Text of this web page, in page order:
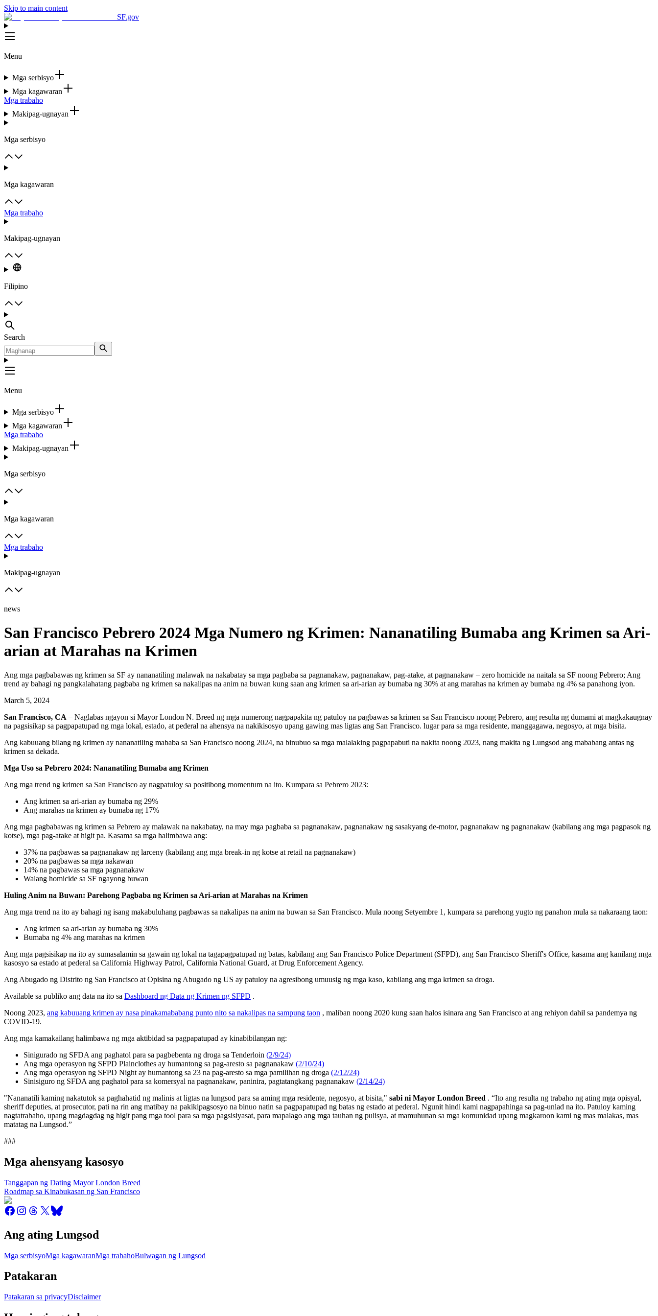
Skip to main content
SF.gov
Menu
Mga serbisyo
Mga kagawaran
Mga trabaho
Makipag-ugnayan
Mga serbisyo
Mga kagawaran
Mga trabaho
Makipag-ugnayan
Filipino
Search
Menu
Mga serbisyo
Mga kagawaran
Mga trabaho
Makipag-ugnayan
Mga serbisyo
Mga kagawaran
Mga trabaho
Makipag-ugnayan
news
San Francisco Pebrero 2024 Mga Numero ng Krimen: Nananatiling Bumaba ang Krimen sa Ari-
arian at Marahas na Krimen
Ang mga pagbabawas ng krimen sa SF ay nananatiling malawak na nakabatay sa mga pagbaba sa pagnanakaw, pagnanakaw, pag-atake, at pagnanakaw – zero homicide na naitala sa SF noong Pebrero; Ang
trend ay bahagi ng pangkalahatang pagbaba ng krimen sa nakalipas na anim na buwan kung saan ang krimen sa ari-arian ay bumaba ng 30% at ang marahas na krimen ay bumaba ng 4% sa panahong iyon.
March 5, 2024
San Francisco, CA – Naglabas ngayon si Mayor London N. Breed ng mga numerong nagpapakita ng patuloy na pagbawas sa krimen sa San Francisco noong Pebrero, ang resulta ng dumami at magkakaugnay
na pagsisikap sa pagpapatupad ng mga lokal, estado, at pederal na ahensya na nakikisosyo upang gawing mas ligtas ang San Francisco. lugar para sa mga residente, manggagawa, negosyo, at mga bisita.
Ang kabuuang bilang ng krimen ay nananatiling mababa sa San Francisco noong 2024, na binubuo sa mga malalaking pagpapabuti na nakita noong 2023, nang makita ng Lungsod ang mababang antas ng
krimen sa dekada.
Mga Uso sa Pebrero 2024: Nananatiling Bumaba ang Krimen
Ang mga trend ng krimen sa San Francisco ay nagpatuloy sa positibong momentum na ito. Kumpara sa Pebrero 2023:
Ang krimen sa ari-arian ay bumaba ng 29%
Ang marahas na krimen ay bumaba ng 17%
Ang mga pagbabawas ng krimen sa Pebrero ay malawak na nakabatay, na may mga pagbaba sa pagnanakaw, pagnanakaw ng sasakyang de-motor, pagnanakaw ng pagnanakaw (kabilang ang mga pagpasok ng
kotse), mga pag-atake at higit pa. Kasama sa mga halimbawa ang:
37% na pagbawas sa pagnanakaw ng larceny (kabilang ang mga break-in ng kotse at retail na pagnanakaw)
20% na pagbawas sa mga nakawan
14% na pagbawas sa mga pagnanakaw
Walang homicide sa SF ngayong buwan
Huling Anim na Buwan: Parehong Pagbaba ng Krimen sa Ari-arian at Marahas na Krimen
Ang mga trend na ito ay bahagi ng isang makabuluhang pagbawas sa nakalipas na anim na buwan sa San Francisco. Mula noong Setyembre 1, kumpara sa parehong yugto ng panahon mula sa nakaraang taon:
Ang krimen sa ari-arian ay bumaba ng 30%
Bumaba ng 4% ang marahas na krimen
Ang mga pagsisikap na ito ay sumasalamin sa gawain ng lokal na tagapagpatupad ng batas, kabilang ang San Francisco Police Department (SFPD), ang San Francisco Sheriff's Office, kasama ang kanilang mga
kasosyo sa estado at pederal sa California Highway Patrol, California National Guard, at Drug Enforcement Agency.
Ang Abugado ng Distrito ng San Francisco at Opisina ng Abugado ng US ay patuloy na agresibong umuusig ng mga kaso, kabilang ang mga krimen sa droga.
Available sa publiko ang data na ito sa Dashboard ng Data ng Krimen ng SFPD .
Noong 2023, ang kabuuang krimen ay nasa pinakamababang punto nito sa nakalipas na sampung taon , maliban noong 2020 kung saan halos isinara ang San Francisco at ang rehiyon dahil sa pandemya ng
COVID-19.
Ang mga kamakailang halimbawa ng mga aktibidad sa pagpapatupad ay kinabibilangan ng:
Sinigurado ng SFDA ang paghatol para sa pagbebenta ng droga sa Tenderloin (2/9/24)
Ang mga operasyon ng SFPD Plainclothes ay humantong sa pag-aresto sa pagnanakaw (2/10/24)
Ang mga operasyon ng SFPD Night ay humantong sa 23 na pag-aresto sa mga pamilihan ng droga (2/12/24)
Sinisiguro ng SFDA ang paghatol para sa komersyal na pagnanakaw, paninira, pagtatangkang pagnanakaw (2/14/24)
"Nananatili kaming nakatutok sa paghahatid ng malinis at ligtas na lungsod para sa aming mga residente, negosyo, at bisita," sabi ni Mayor London Breed . “Ito ang resulta ng trabaho ng ating mga opisyal,
sheriff deputies, at prosecutor, pati na rin ang matibay na pakikipagsosyo na binuo natin sa pagpapatupad ng batas ng estado at pederal. Ngunit hindi kami nagpapahinga sa pag-unlad na ito. Patuloy kaming
nagtatrabaho, upang magdagdag ng higit pang mga tool para sa mga pagsisiyasat, para mapalago ang mga tauhan ng pulisya, at mamuhunan sa mga komunidad upang magkaroon kami ng mas malakas, mas
matatag na Lungsod.”
###
Mga ahensyang kasosyo
Tanggapan ng Dating Mayor London Breed
Roadmap sa Kinabukasan ng San Francisco
Ang ating Lungsod
Mga serbisyoMga kagawaranMga trabahoBulwagan ng Lungsod
Patakaran
Patakaran sa privacyDisclaimer